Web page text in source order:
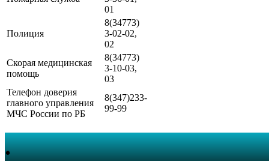
01
Полиция
8(34773)
3-02-02,
02
Скорая медицинская
помощь
8(34773)
3-10-03,
03
Телефон доверия
главного управления
МЧС России по РБ
8(347)233-
99-99
.